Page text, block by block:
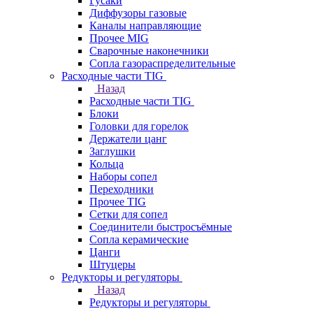
Диффузоры газовые
Каналы направляющие
Прочее MIG
Сварочные наконечники
Сопла газораспределительные
Расходные части TIG
Назад
Расходные части TIG
Блоки
Головки для горелок
Держатели цанг
Заглушки
Кольца
Наборы сопел
Переходники
Прочее TIG
Сетки для сопел
Соединители быстросъёмные
Сопла керамические
Цанги
Штуцеры
Редукторы и регуляторы
Назад
Редукторы и регуляторы